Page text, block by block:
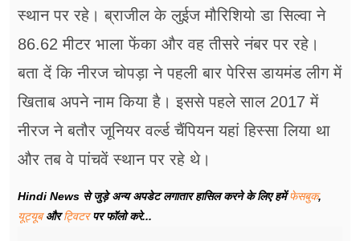
स्‍थान पर रहे। ब्राजील के लुईज मौरिशियो डा सिल्वा ने
86.62 मीटर भाला फेंका और वह तीसरे नंबर पर रहे।
बता दें कि नीरज चोपड़ा ने पहली बार पेरिस डायमंड लीग में
खिताब अपने नाम किया है। इससे पहले साल 2017 में
नीरज ने बतौर जूनियर वर्ल्ड चैंपियन यहां हिस्सा लिया था
और तब वे पांचवें स्थान पर रहे थे।
Hindi News से जुड़े अन्य अपडेट लगातार हासिल करने के लिए हमेंफेसबुक,
यूट्यूबऔरट्विटरपर फॉलो करे...